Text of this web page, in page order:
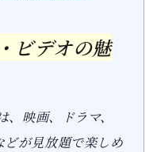
ビデオの魅
映画、ドラマ、
どが見放題で楽しめ